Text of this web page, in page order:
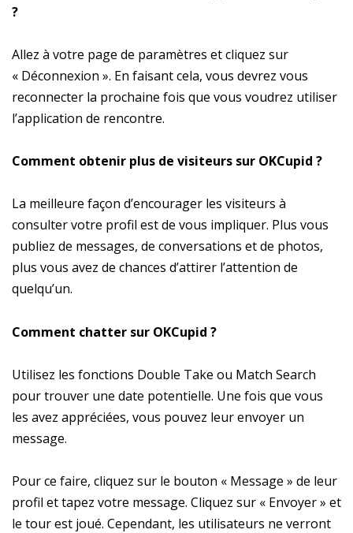
?
Allez à votre page de paramètres et cliquez sur
« Déconnexion ». En faisant cela, vous devrez vous
reconnecter la prochaine fois que vous voudrez utiliser
l’application de rencontre.
Comment obtenir plus de visiteurs sur OKCupid ?
La meilleure façon d’encourager les visiteurs à
consulter votre profil est de vous impliquer. Plus vous
publiez de messages, de conversations et de photos,
plus vous avez de chances d’attirer l’attention de
quelqu’un.
Comment chatter sur OKCupid ?
Utilisez les fonctions Double Take ou Match Search
pour trouver une date potentielle. Une fois que vous
les avez appréciées, vous pouvez leur envoyer un
message.
Pour ce faire, cliquez sur le bouton « Message » de leur
profil et tapez votre message. Cliquez sur « Envoyer » et
le tour est joué. Cependant, les utilisateurs ne verront